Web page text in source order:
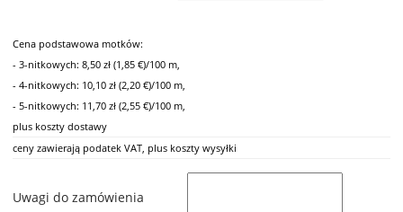
Cena podstawowa motków:
- 3-nitkowych: 8,50 zł (1,85 €)/100 m,
- 4-nitkowych: 10,10 zł (2,20 €)/100 m,
- 5-nitkowych: 11,70 zł (2,55 €)/100 m,
plus koszty dostawy
ceny zawierają podatek VAT, plus koszty wysyłki
Uwagi do zamówienia